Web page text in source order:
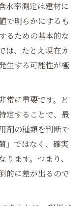
水率測定は建材に
で明らかにするも
るための基本的な
は、たとえ現在カ
生する可能性が極
常に重要です。ど
定することで、最
剤の種類を判断で
」ではなく、確実
ます。つまり、
的に差が出るので